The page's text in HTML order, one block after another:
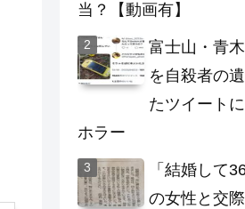
当？【動画有】
富士山・青
を自殺者の
たツイート
ホラー
「結婚して
の女性と交